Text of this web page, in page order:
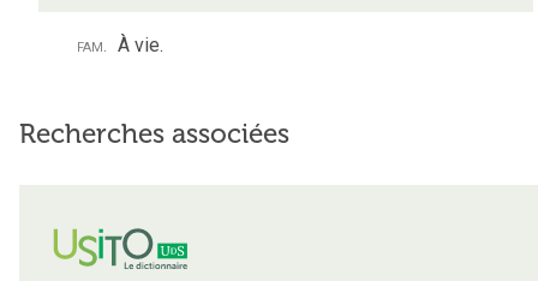
fam. À vie.
Recherches associées